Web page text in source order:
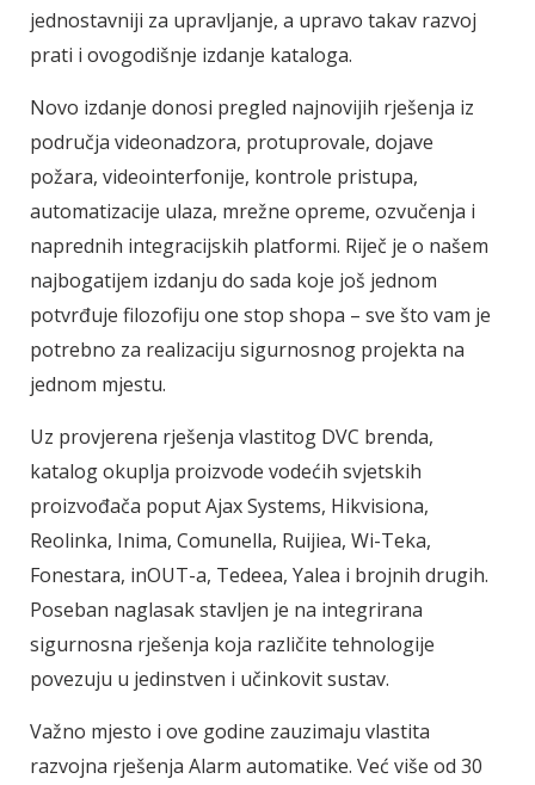
jednostavniji za upravljanje, a upravo takav razvoj
prati i ovogodišnje izdanje kataloga.
Novo izdanje donosi pregled najnovijih rješenja iz
područja videonadzora, protuprovale, dojave
požara, videointerfonije, kontrole pristupa,
automatizacije ulaza, mrežne opreme, ozvučenja i
naprednih integracijskih platformi. Riječ je o našem
najbogatijem izdanju do sada koje još jednom
potvrđuje filozofiju one stop shopa – sve što vam je
potrebno za realizaciju sigurnosnog projekta na
jednom mjestu.
Uz provjerena rješenja vlastitog DVC brenda,
katalog okuplja proizvode vodećih svjetskih
proizvođača poput Ajax Systems, Hikvisiona,
Reolinka, Inima, Comunella, Ruijiea, Wi-Teka,
Fonestara, inOUT-a, Tedeea, Yalea i brojnih drugih.
Poseban naglasak stavljen je na integrirana
sigurnosna rješenja koja različite tehnologije
povezuju u jedinstven i učinkovit sustav.
Važno mjesto i ove godine zauzimaju vlastita
razvojna rješenja Alarm automatike. Već više od 30